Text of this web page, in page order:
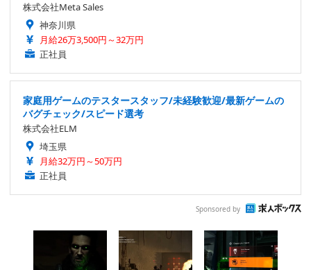
株式会社Meta Sales
神奈川県
月給26万3,500円～32万円
正社員
家庭用ゲームのテスタースタッフ/未経験歓迎/最新ゲームの
バグチェック/スピード選考
株式会社ELM
埼玉県
月給32万円～50万円
正社員
Sponsored by